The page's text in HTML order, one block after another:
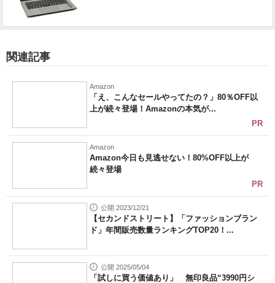
関連記事
Amazon
「え、こんなセールやってたの？」80％OFF以
上が続々登場！Amazonの本気が...
PR
Amazon
Amazon今日も見逃せない！80%OFF以上が
続々登場
PR
公開 2023/12/21
【セカンドストリート】「ファッションブラン
ド」年間販売数量ランキングTOP20！...
公開 2025/05/04
「試しに買う価値あり」 無印良品“3990円シ